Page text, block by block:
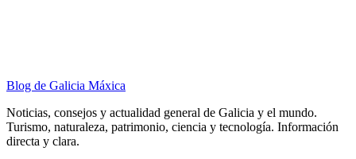
Blog de Galicia Máxica
Noticias, consejos y actualidad general de Galicia y el mundo.
Turismo, naturaleza, patrimonio, ciencia y tecnología. Información
directa y clara.